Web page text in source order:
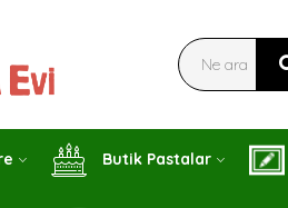
Butik Pastalar